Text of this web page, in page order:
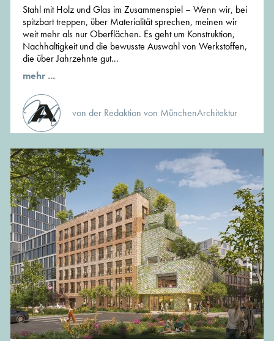
Stahl mit Holz und Glas im Zusammenspiel – Wenn wir, bei
spitzbart treppen, über Materialität sprechen, meinen wir
weit mehr als nur Oberflächen. Es geht um Konstruktion,
Nachhaltigkeit und die bewusste Auswahl von Werkstoffen,
die über Jahrzehnte gut...
mehr ...
von der Redaktion von MünchenArchitektur